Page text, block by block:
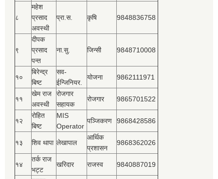
८
महेश
प्रसाद
अवस्थी
प्रा.स. कृषि 9848836758
९
दीपक
प्रसाद
पन्त
ना.सु. जिन्सी 9848710008
१०
बिरेन्द्र
बिष्‍ट
सव-
ईन्जिनियर.
योजना 9862111971
११
खेम राज
अवस्थी
रोजगार
सहायक
रोजगार 9865701522
१२
रोहित
बिष्‍ट
MIS
Operator
पञ्‍जिकरण 9868428586
१३ शिव थापा लेखापाल
आर्थिक
प्रशासन
9868362026
१४
तर्क राज
भट्ट
खरिदार राजस्‍व 9840887019